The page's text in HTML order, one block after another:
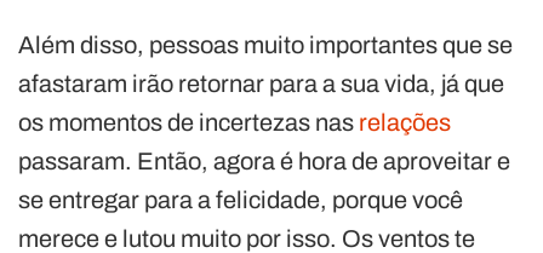
Além disso, pessoas muito importantes que se
afastaram irão retornar para a sua vida, já que
os momentos de incertezas nas relações
passaram. Então, agora é hora de aproveitar e
se entregar para a felicidade, porque você
merece e lutou muito por isso. Os ventos te